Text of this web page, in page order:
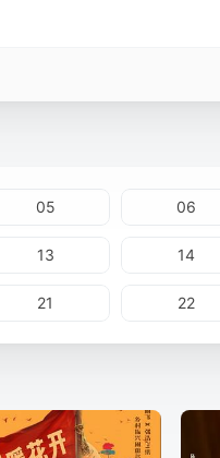
05 06
13 14
21 22